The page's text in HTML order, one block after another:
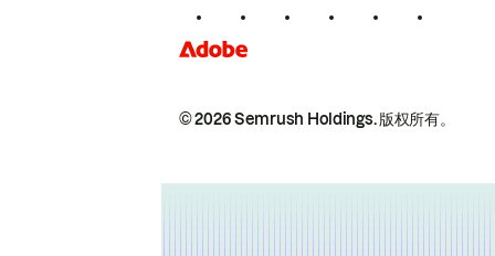
© 2026 Semrush Holdings.版权所有。